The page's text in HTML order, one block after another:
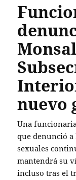
nuevo
Una
que denunció a
sexuales
mantendrá su
incluso tras el